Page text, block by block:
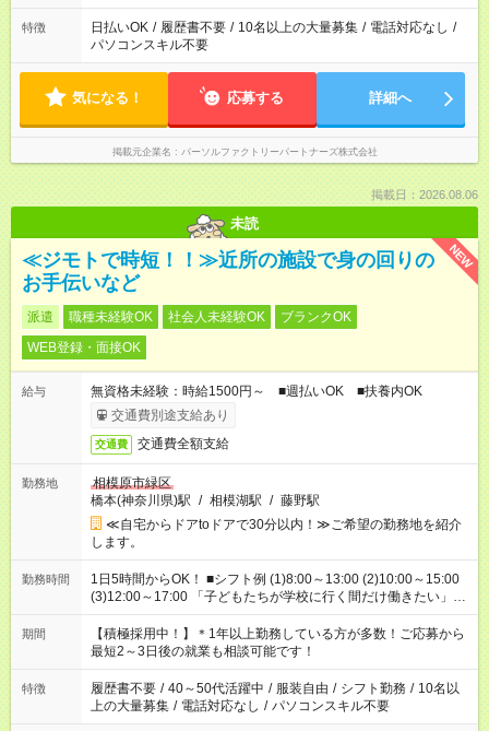
特徴 日払いOK / 履歴書不要 / 10名以上の大量募集 / 電話対応なし /
パソコンスキル不要
気になる！ 応募する 詳細へ
掲載元企業名 パーソルファクトリーパートナーズ株式会社
掲載日：2026.08.06
未読
NEW
≪ジモトで時短！！≫近所の施設で身の回りの
お手伝いなど
派遣 職種未経験OK 社会人未経験OK
ブランクOK
WEB登録・面接OK
給与
無資格未経験：時給1500円～ ■週払いOK ■扶養内OK
交通費別途支給あり
交通費 交通費全額支給
勤務地
相模原市緑区
橋本(神奈川県)駅 / 相模湖駅 / 藤野駅
≪自宅からドアtoドアで30分以内！≫ご希望の勤務地を紹介
します。
勤務時間
1日5時間からOK！ ■シフト例 (1)8:00～13:00 (2)10:00～15:00
(3)12:00～17:00 「子どもたちが学校に行く間だけ働きたい」
「余裕を持って夕飯の準備がしたい」 「午前中は働いて、午後
はプライベートの時間にしたい」 など、ご希望を教えてくださ
いね。 ※Wワーク希望の方へ 今ご覧のお仕事で希望する勤務時
間と、もう1つのお仕事の勤務時間。 合計で週40時間を超える
場合は応募できません。
期間
【積極採用中！】＊1年以上勤務している方が多数！ご応募から
最短2～3日後の就業も相談可能です！
特徴 履歴書不要 / 40～50代活躍中 / 服装自由 / シフト勤務 / 10名以
上の大量募集 / 電話対応なし / パソコンスキル不要